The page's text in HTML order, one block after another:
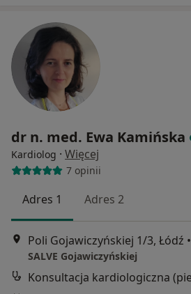
dr n. med. Ewa Kamińska
Kardiolog · Więcej
7 opinii
Adres 1 Adres 2
Poli Gojawiczyńskiej 1/3, Łódź •
SALVE Gojawiczyńskiej
Konsultacja kardiologiczna